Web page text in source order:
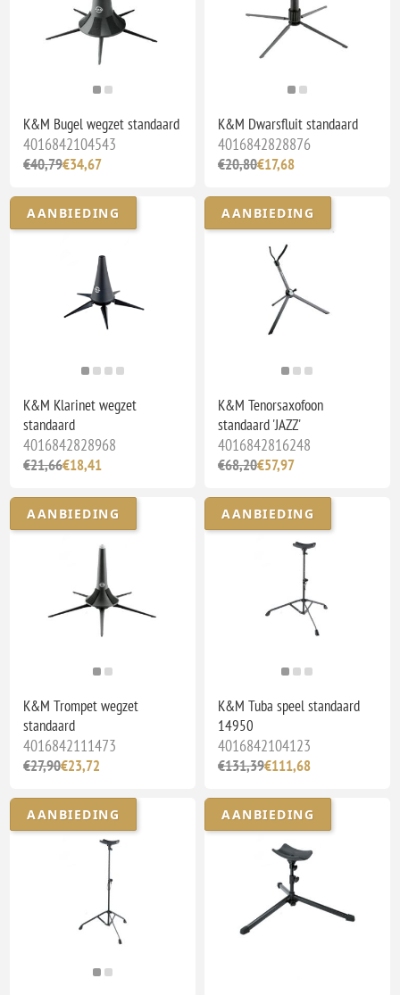
K&M Bugel wegzet standaard
4016842104543
€40,79€34,67
K&M Dwarsfluit standaard
4016842828876
€20,80€17,68
AANBIEDING
K&M Klarinet wegzet
standaard
4016842828968
€21,66€18,41
AANBIEDING
K&M Tenorsaxofoon
standaard 'JAZZ'
4016842816248
€68,20€57,97
AANBIEDING
K&M Trompet wegzet
standaard
4016842111473
€27,90€23,72
AANBIEDING
K&M Tuba speel standaard
14950
4016842104123
€131,39€111,68
AANBIEDING AANBIEDING